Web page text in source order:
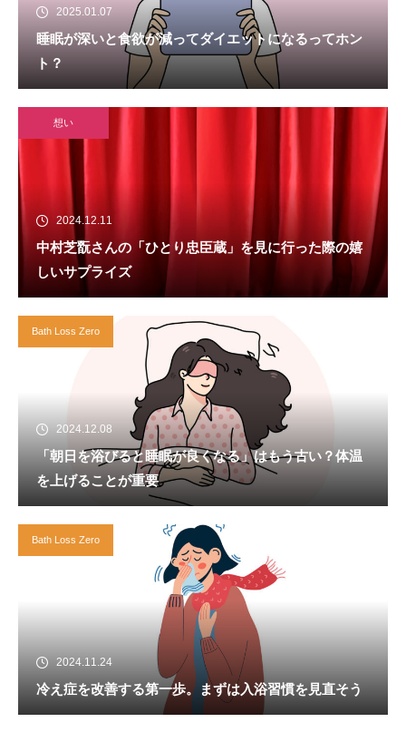
2025.01.07
睡眠が深いと食欲が減ってダイエットになるってホン
ト？
想い
2024.12.11
中村芝翫さんの「ひとり忠臣蔵」を見に行った際の嬉
しいサプライズ
Bath Loss Zero
2024.12.08
「朝日を浴びると睡眠が良くなる」はもう古い？体温
を上げることが重要
Bath Loss Zero
2024.11.24
冷え症を改善する第一歩。まずは入浴習慣を見直そう